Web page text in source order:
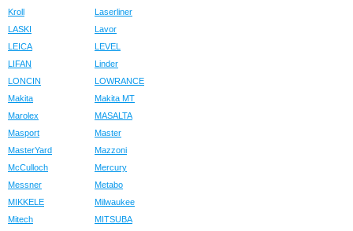
Kroll
Laserliner
LASKI
Lavor
LEICA
LEVEL
LIFAN
Linder
LONCIN
LOWRANCE
Makita
Makita MT
Marolex
MASALTA
Masport
Master
MasterYard
Mazzoni
McCulloch
Mercury
Messner
Metabo
MIKKELE
Milwaukee
Mitech
MITSUBA